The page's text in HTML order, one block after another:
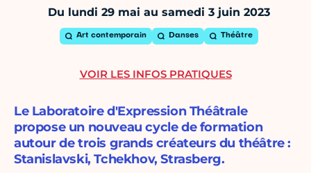
Du lundi 29 mai au samedi 3 juin 2023
Art contemporain Danses Théâtre
Le Laboratoire d'Expression Théâtrale
propose un nouveau cycle de formation
autour de trois grands créateurs du théâtre :
Stanislavski, Tchekhov, Strasberg.
VOIR LES INFOS PRATIQUES